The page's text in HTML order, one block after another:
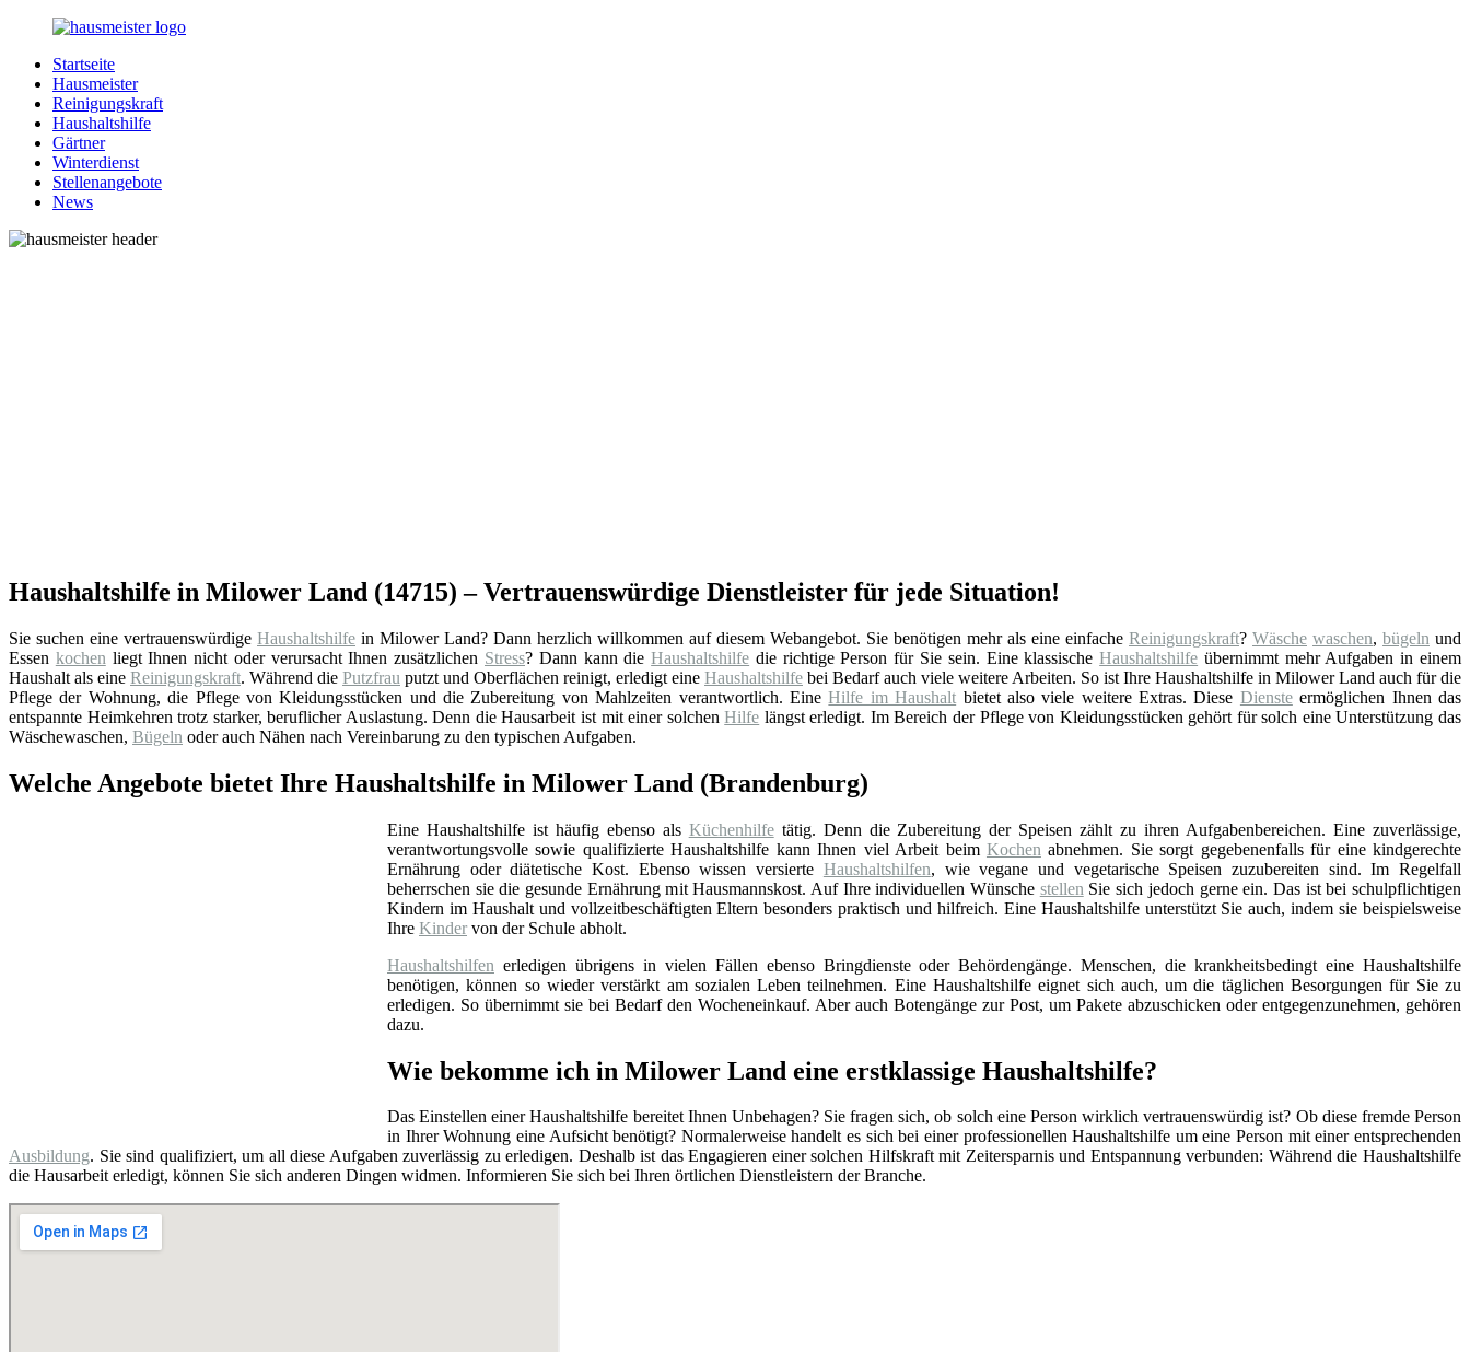
Zurück
Inhalt
Hausmeister.de
Alles
rund
Ihren
Haushalt
Startseite
Hausmeister
Reinigungskraft
Haushaltshilfe
Gärtner
Winterdienst
Stellenangebote
News
Haushaltshilfe in Milower Land (14715) – Vertrauenswürdige Dienstleister für jede Situation!
Sie suchen eine vertrauenswürdige Haushaltshilfe in Milower Land? Dann herzlich willkommen auf diesem Webangebot. Sie benötigen mehr als eine einfache Reinigungskraft? Wäsche waschen, bügeln und
Essen kochen liegt Ihnen nicht oder verursacht Ihnen zusätzlichen Stress? Dann kann dieHaushaltshilfe die richtige Person für Sie sein. Eine klassischeHaushaltshilfe übernimmt mehr Aufgaben in einem
Haushalt als eine Reinigungskraft. Während die Putzfrau putzt und Oberflächen reinigt, erledigt eine Haushaltshilfe bei Bedarf auch viele weitere Arbeiten. So ist Ihre Haushaltshilfe in Milower Land auch für die
Pflege der Wohnung, die Pflege von Kleidungsstücken und die Zubereitung von Mahlzeiten verantwortlich. EineHilfe im Haushalt bietet also viele weitere Extras. Diese Diensteermöglichen Ihnen das
entspannte Heimkehren trotz starker, beruflicher Auslastung. Denn die Hausarbeit ist mit einer solchenHilfe längst erledigt. Im Bereich der Pflege von Kleidungsstücken gehört für solch eine Unterstützung das
Wäschewaschen, Bügeln oder auch Nähen nach Vereinbarung zu den typischen Aufgaben.
Welche Angebote bietet Ihre Haushaltshilfe in Milower Land (Brandenburg)
Eine Haushaltshilfe ist häufig ebenso als Küchenhilfetätig. Denn die Zubereitung der Speisen zählt zu ihren Aufgabenbereichen. Eine zuverlässige,
verantwortungsvolle sowie qualifizierte Haushaltshilfe kann Ihnen viel Arbeit beim Kochen abnehmen. Sie sorgt gegebenenfalls für eine kindgerechte
Ernährung oder diätetische Kost. Ebenso wissen versierte Haushaltshilfen, wie vegane und vegetarische Speisen zuzubereiten sind. Im Regelfall
beherrschen sie die gesunde Ernährung mit Hausmannskost. Auf Ihre individuellen Wünsche stellen Sie sich jedoch gerne ein. Das ist bei schulpflichtigen
Kindern im Haushalt und vollzeitbeschäftigten Eltern besonders praktisch und hilfreich. Eine Haushaltshilfe unterstützt Sie auch, indem sie beispielsweise
Ihre Kinder von der Schule abholt.
Haushaltshilfen erledigen übrigens in vielen Fällen ebenso Bringdienste oder Behördengänge. Menschen, die krankheitsbedingt eine Haushaltshilfe
benötigen, können so wieder verstärkt am sozialen Leben teilnehmen. Eine Haushaltshilfe eignet sich auch, um die täglichen Besorgungen für Sie zu
erledigen. So übernimmt sie bei Bedarf den Wocheneinkauf. Aber auch Botengänge zur Post, um Pakete abzuschicken oder entgegenzunehmen, gehören
dazu.
Wie bekomme ich in Milower Land eine erstklassige Haushaltshilfe?
Das Einstellen einer Haushaltshilfe bereitet Ihnen Unbehagen? Sie fragen sich, ob solch eine Person wirklich vertrauenswürdig ist? Ob diese fremde Person
in Ihrer Wohnung eine Aufsicht benötigt? Normalerweise handelt es sich bei einer professionellen Haushaltshilfe um eine Person mit einer entsprechenden
Ausbildung. Sie sind qualifiziert, um all diese Aufgaben zuverlässig zu erledigen. Deshalb ist das Engagieren einer solchen Hilfskraft mit Zeitersparnis und Entspannung verbunden: Während die Haushaltshilfe
die Hausarbeit erledigt, können Sie sich anderen Dingen widmen. Informieren Sie sich bei Ihren örtlichen Dienstleistern der Branche.